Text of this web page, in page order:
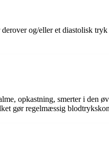
og/eller et diastolisk
opkastning, smerter i den
gør regelmæssig